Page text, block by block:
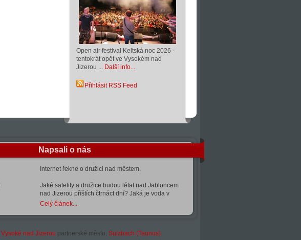
Open air festival Keltská noc 2026 -
tentokrát opět ve Vysokém nad
Jizerou ... Další info...
Přihlásit RSS Feed
Napsali o nás
Internet řekne o družici nad městem.
Jaké satelity a družice budou létat nad Jabloncem
nad Jizerou příštích čtrnáct dní? Jaká je voda v
Celý článek...
Vysoké nad Jizerou partnerské město: Sulzbach (Taunus)